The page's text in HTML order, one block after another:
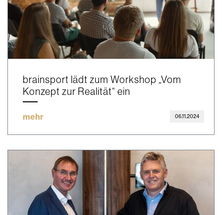
brainsport lädt zum Workshop „Vom
Konzept zur Realität“ ein
mehr 06.11.2024